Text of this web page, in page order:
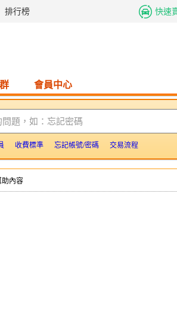
排行榜 快速
會員中心
題，如：忘記密碼
收費標準 忘記帳號/密碼 交易流程
助內容